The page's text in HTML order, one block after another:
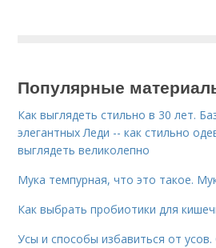
Популярные
Как выглядеть стильно в 30 лет.
элегантных Леди -- как стильно
выглядеть великолепно
Мука темпурная, что это такое.
Как выбрать пробиотики для
Усы и способы избавиться от